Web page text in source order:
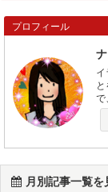
プロフィール
で
月別記事一覧を